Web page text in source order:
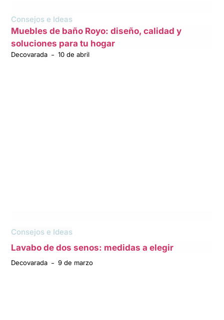
Consejos e Ideas
Muebles de baño Royo: diseño, calidad y
soluciones para tu hogar
Decovarada 10 de abril
Consejos e Ideas
Lavabo de dos senos: medidas a elegir
Decovarada 9 de marzo